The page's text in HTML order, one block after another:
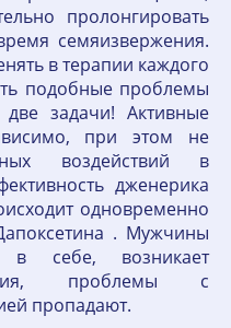
пролонгировать
семяизвержения.
в терапии каждого
подобные проблемы
задачи! Активные
при этом не
воздействий в
дженерика
одновременно
. Мужчины
в себе, возникает
проблемы с
пропадают.